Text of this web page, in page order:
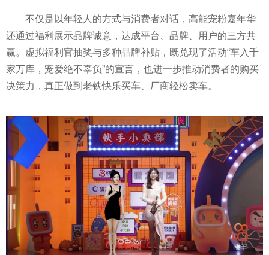
不仅是以年轻人的方式与消费者对话，高能宠粉嘉年华
还通过福利展示品牌诚意，达成平台、品牌、用户的三方共
赢。虚拟福利官抽奖与多种品牌补贴，既兑现了活动“车入千
家万库，宠爱绝不辜负”的宣言，也进一步推动消费者的购买
决策力，真正做到老铁快乐买车、厂商轻松卖车。